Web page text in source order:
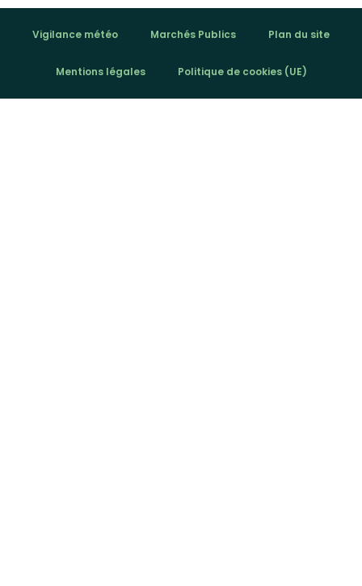
Vigilance météo Marchés Publics Plan du site
Mentions légales Politique de cookies (UE)